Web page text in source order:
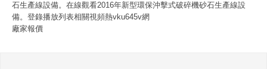
石生產線設備。在線觀看2016年新型環保沖擊式破碎機砂石生產線設
備。登錄播放列表相關視頻熱vku645v網
廠家報價